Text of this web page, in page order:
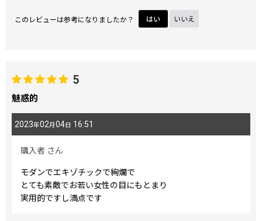
このレビューは参考になりましたか？ はい いいえ
5
魅惑的
2023年02月04日 16:51
購入者 さん
モダンでエキゾチックで絢爛で
とても素敵でお若い女性の目にもとまり
実用的ですし満点です